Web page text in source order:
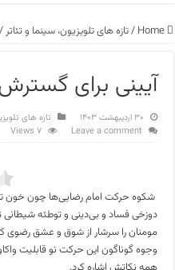
Home
/تازه های تلویزیون، سینما و تئاتر /
آیینی برای
۳۰ اردیبهشت ۱۴۰۳
تازه های
Leave a comment
7 Views
شکوه حرکت امام رضایی‌ها چون خون
دوزخی فساد و بی‌دینی و توطئه
مومنان را سرشار از شوق و عشق رضوی
وجوه گوناگون این حرکت نو قابلیت